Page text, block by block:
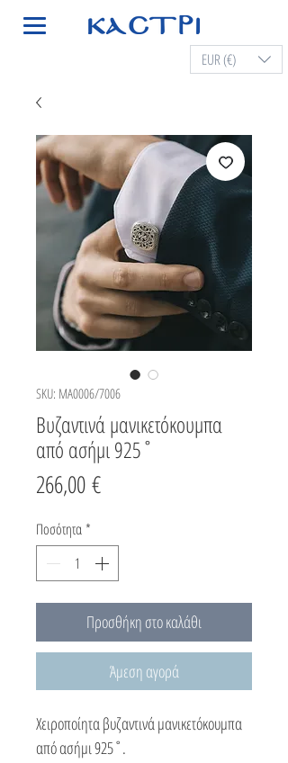
EUR (€)
SKU: MA0006/7006
Βυζαντινά μανικετόκουμπα
από ασήμι 925˚
266,00 €Τιμή
Ποσότητα *
Προσθήκη στο καλάθι
Άμεση αγορά
Χειροποίητα βυζαντινά μανικετόκουμπα
από ασήμι 925˚.